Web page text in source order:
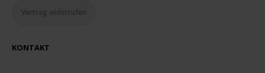
Vertrag widerrufen
KONTAKT